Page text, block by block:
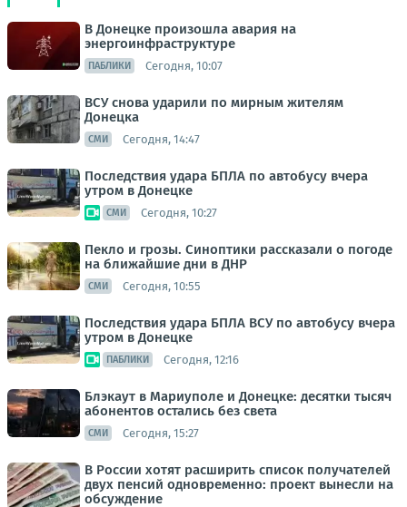
В Донецке произошла авария на
энергоинфраструктуре
ПАБЛИКИ Сегодня, 10:07
ВСУ снова ударили по мирным жителям
Донецка
СМИ Сегодня, 14:47
Последствия удара БПЛА по автобусу вчера
утром в Донецке
СМИ Сегодня, 10:27
Пекло и грозы. Синоптики рассказали о погоде
на ближайшие дни в ДНР
СМИ Сегодня, 10:55
Последствия удара БПЛА ВСУ по автобусу вчера
утром в Донецке
ПАБЛИКИ Сегодня, 12:16
Блэкаут в Мариуполе и Донецке: десятки тысяч
абонентов остались без света
СМИ Сегодня, 15:27
В России хотят расширить список получателей
двух пенсий одновременно: проект вынесли на
обсуждение